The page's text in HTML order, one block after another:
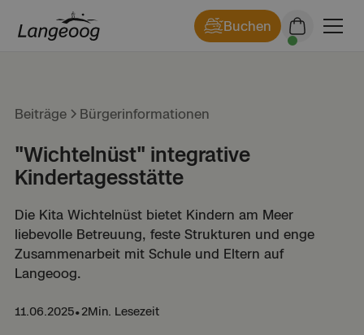
Buchen
Beiträge Bürgerinformationen
"Wichtelnüst" integrative
Kindertagesstätte
Die Kita Wichtelnüst bietet Kindern am Meer
liebevolle Betreuung, feste Strukturen und enge
Zusammenarbeit mit Schule und Eltern auf
Langeoog.
11.06.2025•2Min. Lesezeit